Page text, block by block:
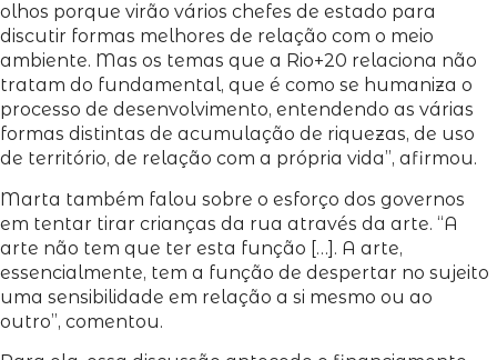
olhos porque virão vários chefes de estado para
discutir formas melhores de relação com o meio
ambiente. Mas os temas que a Rio+20 relaciona não
tratam do fundamental, que é como se humaniza o
processo de desenvolvimento, entendendo as várias
formas distintas de acumulação de riquezas, de uso
de território, de relação com a própria vida”, afirmou.
Marta também falou sobre o esforço dos governos
em tentar tirar crianças da rua através da arte. “A
arte não tem que ter esta função […]. A arte,
essencialmente, tem a função de despertar no sujeito
uma sensibilidade em relação a si mesmo ou ao
outro”, comentou.